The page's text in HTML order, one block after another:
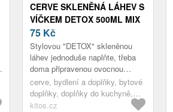
CERVE SKLENĚNÁ LÁHEV S
VÍČKEM DETOX 500ML MIX
MOTIVŮ
75 Kč
Stylovou "DETOX" skleněnou
láhev jednoduše naplňte, třeba
doma připravenou ovocnou
šťávu, kávu nebo Váš oblíbený
čaj. Teď už si svůj drink můžete
v...
cerve, bydlení a doplňky, bytové
doplňky, doplňky do kuchyně,
stolování, sklenice
kitos.cz